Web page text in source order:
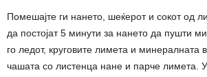
Помешајте ги нането, шеќерот и сокот од
да постојат 5 минути за нането да пушти
го ледот, круговите лимета и минералната
чашата со листенца нане и парче лимета.